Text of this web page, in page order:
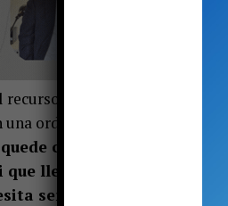
recurso, tanto el alcalde como
orden de no innovar que
como está
llega al Caburgua es
ser restaurado;